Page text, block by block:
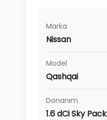
Marka
Nissan
Model
Qashqai
Donanım
1.6 dCi Sky Pack